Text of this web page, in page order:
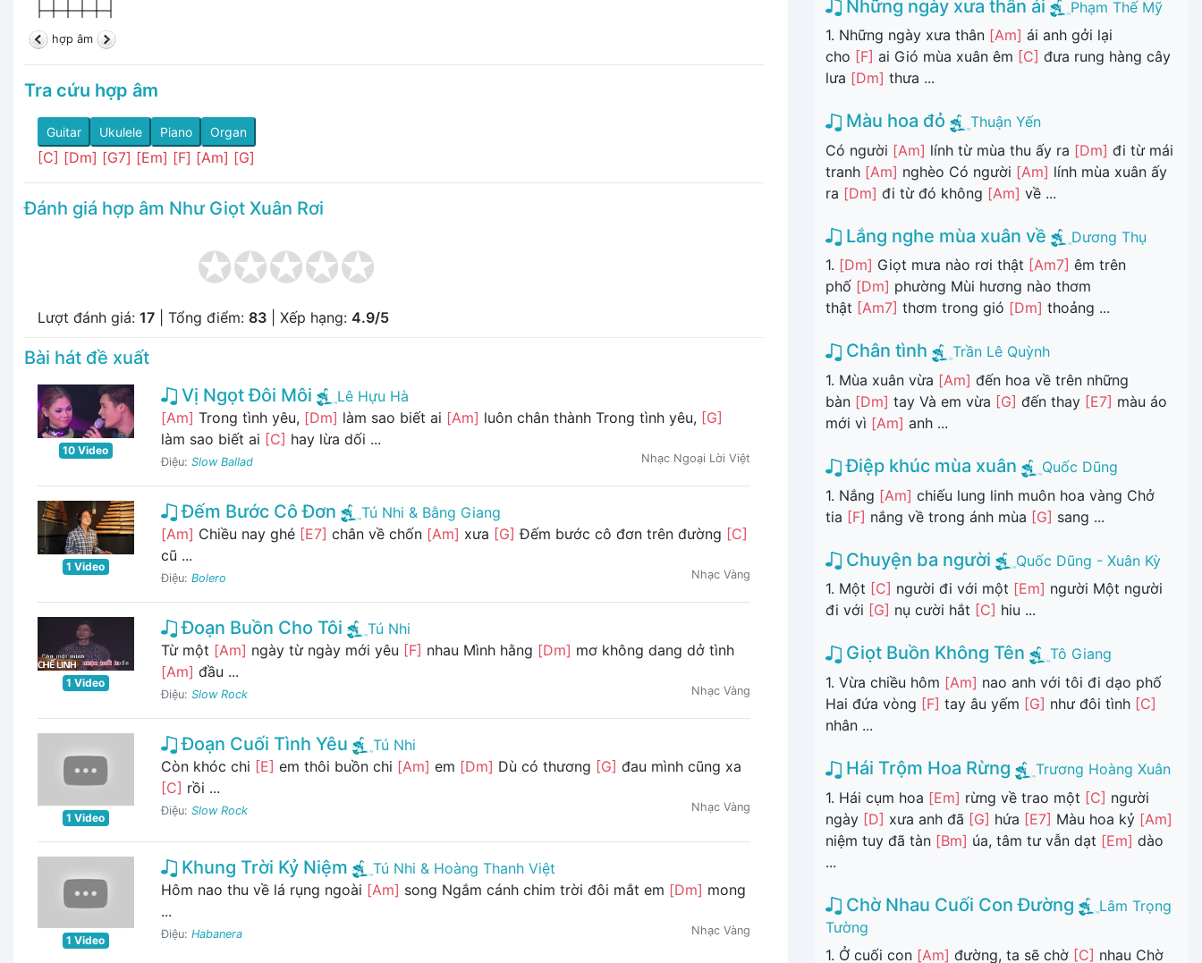
hợp âm
Tra cứu hợp âm
Guitar Ukulele Piano Organ
[C] [Dm] [G7] [Em] [F] [Am] [G]
Đánh giá hợp âm Như Giọt Xuân Rơi
Lượt đánh giá: 17 | Tổng điểm: 83 | Xếp hạng: 4.9/5
Bài hát đề xuất
10 Video
Vị Ngọt Đôi Môi
Lê Hựu Hà
[Am] Trong tình yêu, [Dm] làm sao biết ai [Am] luôn chân thành Trong tình yêu, [G]
làm sao biết ai [C] hay lừa dối ...
Điệu: Slow Ballad Nhạc Ngoại Lời Việt
1 Video
Đếm Bước Cô Đơn
Tú Nhi & Bằng Giang
[Am] Chiều nay ghé [E7] chân về chốn [Am] xưa [G] Đếm bước cô đơn trên đường [C]
cũ ...
Điệu: Bolero Nhạc Vàng
1 Video
Đoạn Buồn Cho Tôi
Tú Nhi
Từ một [Am] ngày từ ngày mới yêu [F] nhau Mình hằng [Dm] mơ không dang dở tình
[Am] đầu ...
Điệu: Slow Rock Nhạc Vàng
1 Video
Đoạn Cuối Tình Yêu
Tú Nhi
Còn khóc chi [E] em thôi buồn chi [Am] em [Dm] Dù có thương [G] đau mình cũng xa
[C] rồi ...
Điệu: Slow Rock Nhạc Vàng
1 Video
Khung Trời Kỷ Niệm
Tú Nhi & Hoàng Thanh Việt
Hôm nao thu về lá rụng ngoài [Am] song Ngắm cánh chim trời đôi mắt em [Dm] mong
...
Điệu: Habanera Nhạc Vàng
Những ngày xưa thân ái
Phạm Thế Mỹ
1. Những ngày xưa thân [Am] ái anh gởi lại
cho [F] ai Gió mùa xuân êm [C] đưa rung hàng cây
lưa [Dm] thưa ...
Màu hoa đỏ
Thuận Yến
Có người [Am] lính từ mùa thu ấy ra [Dm] đi từ mái
tranh [Am] nghèo Có người [Am] lính mùa xuân ấy
ra [Dm] đi từ đó không [Am] về ...
Lắng nghe mùa xuân về
Dương Thụ
1. [Dm] Giọt mưa nào rơi thật [Am7] êm trên
phố [Dm] phường Mùi hương nào thơm
thật [Am7] thơm trong gió [Dm] thoảng ...
Chân tình
Trần Lê Quỳnh
1. Mùa xuân vừa [Am] đến hoa về trên những
bàn [Dm] tay Và em vừa [G] đến thay [E7] màu áo
mới vì [Am] anh ...
Điệp khúc mùa xuân
Quốc Dũng
1. Nắng [Am] chiếu lung linh muôn hoa vàng Chở
tia [F] nắng về trong ánh mùa [G] sang ...
Chuyện ba người
Quốc Dũng - Xuân Kỳ
1. Một [C] người đi với một [Em] người Một người
đi với [G] nụ cười hắt [C] hiu ...
Giọt Buồn Không Tên
Tô Giang
1. Vừa chiều hôm [Am] nao anh với tôi đi dạo phố
Hai đứa vòng [F] tay âu yếm [G] như đôi tình [C]
nhân ...
Hái Trộm Hoa Rừng
Trương Hoàng Xuân
1. Hái cụm hoa [Em] rừng về trao một [C] người
ngày [D] xưa anh đã [G] hứa [E7] Màu hoa kỷ [Am]
niệm tuy đã tàn [Bm] úa, tâm tư vẫn dạt [Em] dào
...
Chờ Nhau Cuối Con Đường
Lâm Trọng
Tường
1. Ở cuối con [Am] đường, ta sẽ chờ [C] nhau Chờ